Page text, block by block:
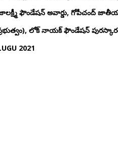
ఫౌండేషన్ అవార్డు, గోపీచంద్
ప్రభుత్వం), లోక్ నాయక్ ఫౌండేషన్
2021